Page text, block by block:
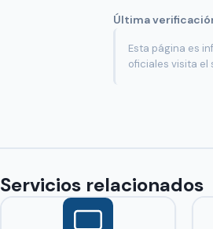
Última
Esta página es
oficiales visita el
Servicios relacionados